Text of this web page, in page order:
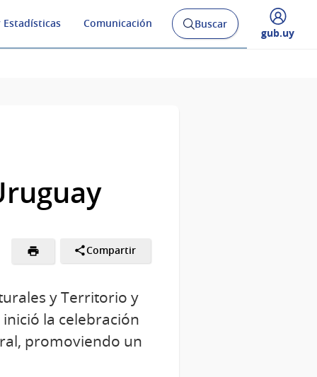
Estadísticas Comunicación
Abrir
buscador
Buscar
Desplegar
gub.uy
Compartir
y Territorio y
la celebración
promoviendo un